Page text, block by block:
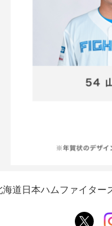
海道日本ハムファイタ